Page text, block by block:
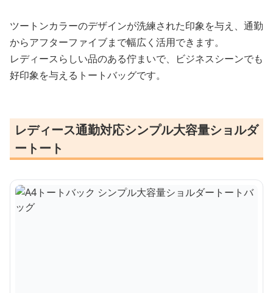
ツートンカラーのデザインが洗練された印象を与え、通勤
からアフターファイブまで幅広く活用できます。
レディースらしい品のある佇まいで、ビジネスシーンでも
好印象を与えるトートバッグです。
レディース通勤対応シンプル大容量ショルダ
ートート